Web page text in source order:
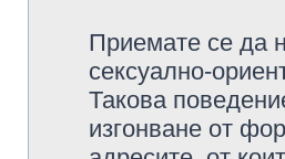
Приемате се да
сексуално-
Такова
изгонване от